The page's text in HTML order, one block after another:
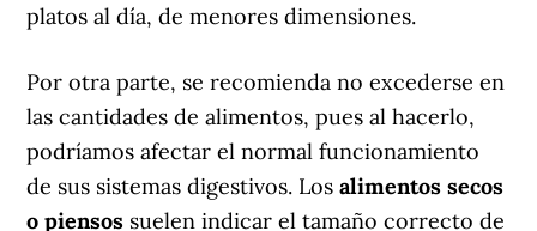
platos al día, de menores dimensiones.
Por otra parte, se recomienda no excederse en
las cantidades de alimentos, pues al hacerlo,
podríamos afectar el normal funcionamiento
de sus sistemas digestivos. Los alimentos secos
o piensos suelen indicar el tamaño correcto de